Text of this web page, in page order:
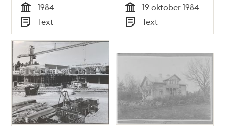
Tid
1984
Typ
Text Tid
19 oktober 1984
Typ
Text